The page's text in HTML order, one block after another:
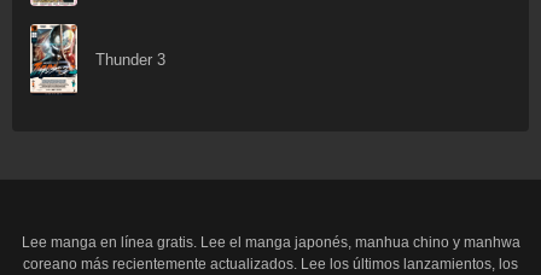
Thunder 3
Lee manga en línea gratis. Lee el manga japonés, manhua chino y manhwa
coreano más recientemente actualizados. Lee los últimos lanzamientos, los